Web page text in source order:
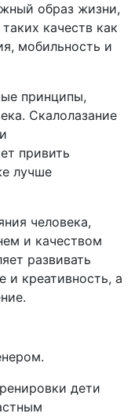
образ жизни,
качеств как
мобильность и
принципы,
Скалолазание
привить
лучше
человека,
и качеством
развивать
и креативность, а
дети